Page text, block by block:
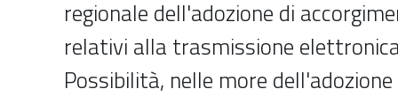
regionale dell'adozione di
relativi alla trasmissione
Possibilità, nelle more